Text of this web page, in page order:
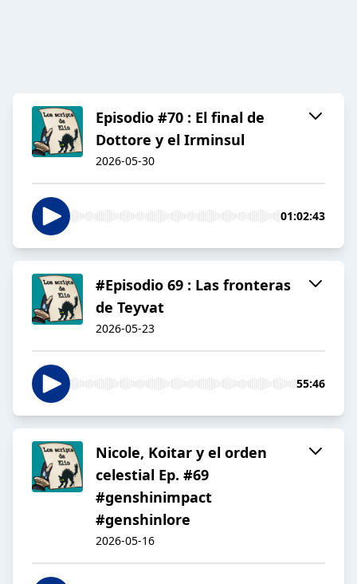
Episodio #70 : El final de
Dottore y el Irminsul
2026-05-30
01:02:43
#Episodio 69 : Las fronteras
de Teyvat
2026-05-23
55:46
Nicole, Koitar y el orden
celestial Ep. #69
#genshinimpact
#genshinlore
2026-05-16